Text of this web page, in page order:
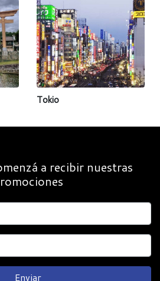
Tokio
a recibir nuestras
Enviar